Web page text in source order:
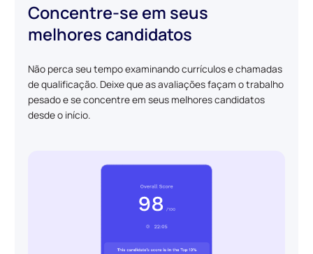
Concentre-se em seus
melhores candidatos
Não perca seu tempo examinando currículos e chamadas
de qualificação. Deixe que as avaliações façam o trabalho
pesado e se concentre em seus melhores candidatos
desde o início.